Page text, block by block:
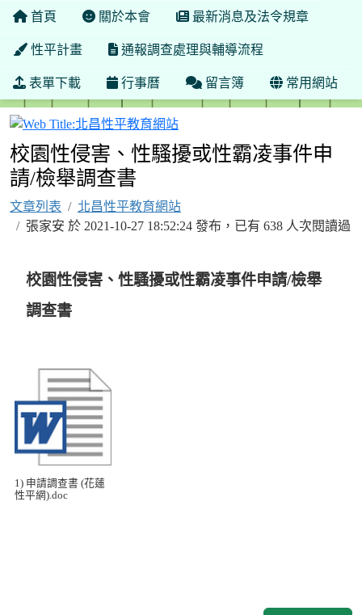
首頁 關於本會 最新消息及法令規章
性平計畫 通報調查處理與輔導流程
表單下載 行事曆 留言簿 常用網站
北昌性平教育網站
校園性侵害、性騷擾或性霸凌事件申
請/檢舉調查書
文章列表
北昌性平教育網站
張家安 於 2021-10-27 18:52:24 發布，已有 638 人次閱讀過
校園性侵害、性騷擾或性霸凌事件申請/檢舉
調查書
1) 申請調查書 (花蓮
性平網).doc